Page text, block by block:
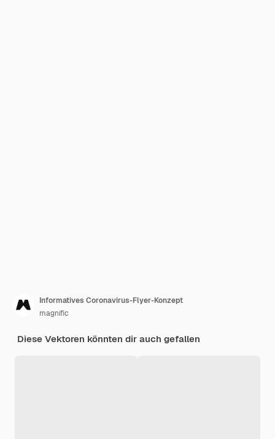
Informatives Coronavirus-Flyer-Konzept
magnific
Diese Vektoren könnten dir auch gefallen